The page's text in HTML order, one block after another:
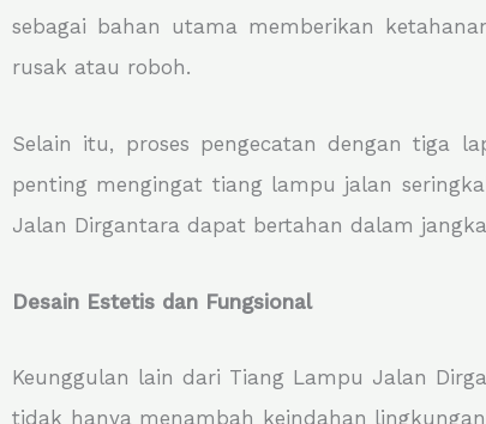
sebagai bahan utama memberikan
rusak atau roboh.
Selain itu, proses pengecatan dengan tiga
penting mengingat tiang lampu jalan
Jalan Dirgantara dapat bertahan dalam
Desain Estetis dan Fungsional
Keunggulan lain dari Tiang Lampu Jalan
tidak hanya menambah keindahan